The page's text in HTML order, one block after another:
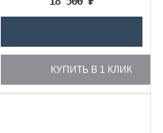
КУПИТЬ В 1 КЛИК